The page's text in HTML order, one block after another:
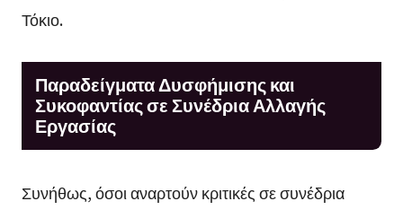
Τόκιο.
Παραδείγματα Δυσφήμισης και
Συκοφαντίας σε Συνέδρια Αλλαγής
Εργασίας
Συνήθως, όσοι αναρτούν κριτικές σε συνέδρια